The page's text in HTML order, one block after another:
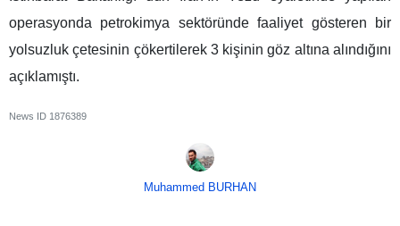
operasyonda petrokimya sektöründe faaliyet gösteren bir
yolsuzluk çetesinin çökertilerek 3 kişinin göz altına alındığını
açıklamıştı.
News ID 1876389
Muhammed BURHAN